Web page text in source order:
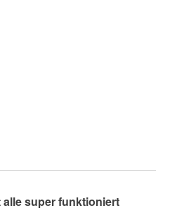
alle super funktioniert